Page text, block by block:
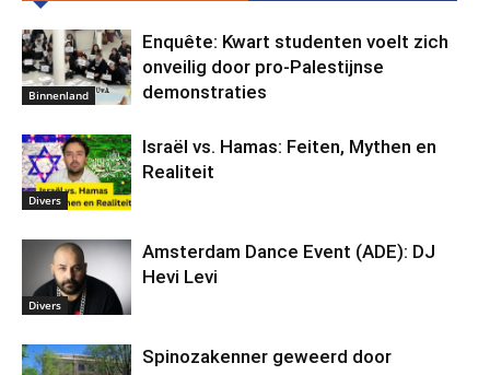
Binnenland
Enquête: Kwart studenten voelt zich
onveilig door pro-Palestijnse
demonstraties
Divers
Israël vs. Hamas: Feiten, Mythen en
Realiteit
Divers
Amsterdam Dance Event (ADE): DJ
Hevi Levi
Spinozakenner geweerd door